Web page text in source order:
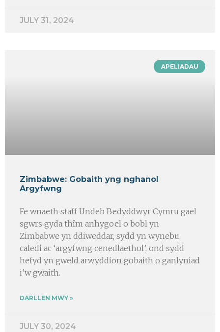
JULY 31, 2024
APELIADAU
Zimbabwe: Gobaith yng nghanol
Argyfwng
Fe wnaeth staff Undeb Bedyddwyr Cymru gael
sgwrs gyda thîm anhygoel o bobl yn
Zimbabwe yn ddiweddar, sydd yn wynebu
caledi ac ‘argyfwng cenedlaethol’, ond sydd
hefyd yn gweld arwyddion gobaith o ganlyniad
i’w gwaith.
DARLLEN MWY »
JULY 30, 2024